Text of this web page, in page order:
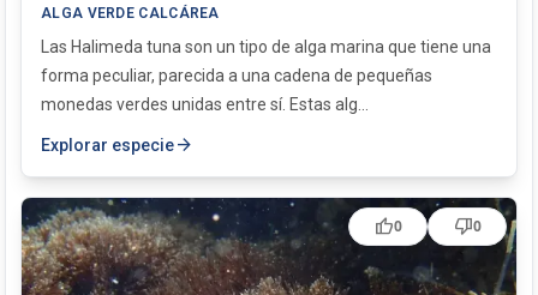
ALGA VERDE CALCÁREA
Las Halimeda tuna son un tipo de alga marina que tiene una
forma peculiar, parecida a una cadena de pequeñas
monedas verdes unidas entre sí. Estas alg...
Explorar especiearrow_forward
thumb_up0 thumb_down0